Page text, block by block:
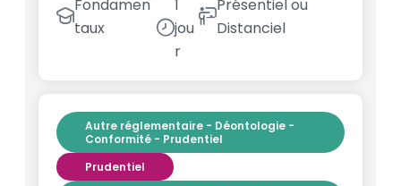
Fondamen
taux
1
jou
r
Présentiel ou
Distanciel
Autre réglementaire - Déontologie -
Conformité - Prudentiel
Prudentiel